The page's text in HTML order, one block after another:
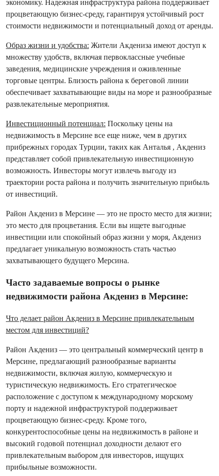
экономику. Надежная инфраструктура района поддерживает
процветающую бизнес-среду, гарантируя устойчивый рост
стоимости недвижимости и потенциальный доход от аренды.
Образ жизни и удобства: Жители Акдениза имеют доступ к
множеству удобств, включая первоклассные учебные
заведения, медицинские учреждения и оживленные
торговые центры. Близость района к береговой линии
обеспечивает захватывающие виды на море и разнообразные
развлекательные мероприятия.
Инвестиционный потенциал: Поскольку цены на
недвижимость в Мерсине все еще ниже, чем в других
прибрежных городах Турции, таких как Анталья , Акдениз
представляет собой привлекательную инвестиционную
возможность. Инвесторы могут извлечь выгоду из
траектории роста района и получить значительную прибыль
от инвестиций.
Район Акдениз в Мерсине — это не просто место для жизни;
это место для процветания. Если вы ищете выгодные
инвестиции или спокойный образ жизни у моря, Акдениз
предлагает уникальную возможность стать частью
захватывающего будущего Мерсина.
Часто задаваемые вопросы о рынке
недвижимости района Акдениз в Мерсине:
Что делает район Акдениз в Мерсине привлекательным
местом для инвестиций?
Район Акдениз — это центральный коммерческий центр в
Мерсине, предлагающий разнообразные варианты
недвижимости, включая жилую, коммерческую и
туристическую недвижимость. Его стратегическое
расположение с доступом к международному морскому
порту и надежной инфраструктурой поддерживает
процветающую бизнес-среду. Кроме того,
конкурентоспособные цены на недвижимость в районе и
высокий годовой потенциал доходности делают его
привлекательным выбором для инвесторов, ищущих
прибыльные возможности.